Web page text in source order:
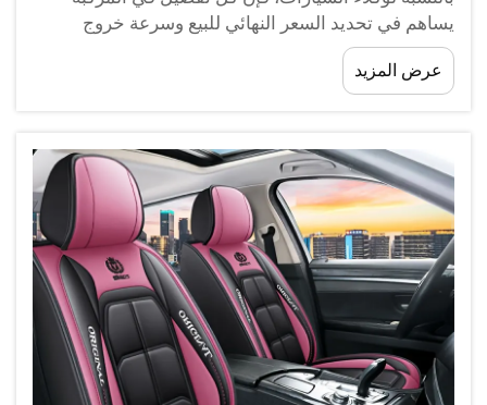
يساهم في تحديد السعر النهائي للبيع وسرعة خروج
المخزون من المعرض. ومن أبرز الاستثمارات التي يغفل
عنها الوكلاء رغم تأثيرها الكبير هو استخدام أغطية مقاعد
السيارات...
عرض المزيد